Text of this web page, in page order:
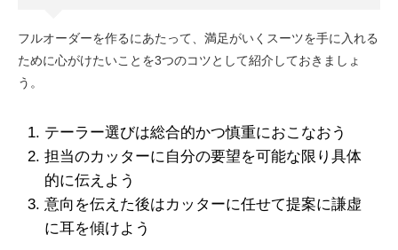
フルオーダーを作るにあたって、満足がいくスーツを手に入れる
ために心がけたいことを3つのコツとして紹介しておきましょ
う。
テーラー選びは総合的かつ慎重におこなおう
担当のカッターに自分の要望を可能な限り具体
的に伝えよう
意向を伝えた後はカッターに任せて提案に謙虚
に耳を傾けよう